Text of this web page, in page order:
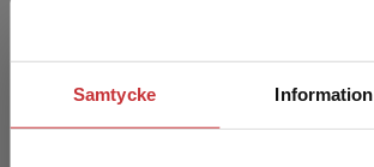
Samtycke Information
Feministiska kulturstudier